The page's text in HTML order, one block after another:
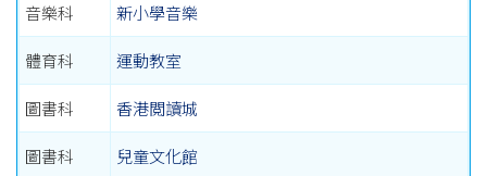
音樂科 新小學音樂
體育科 運動教室
圖書科 香港閲讀城
圖書科 兒童文化館